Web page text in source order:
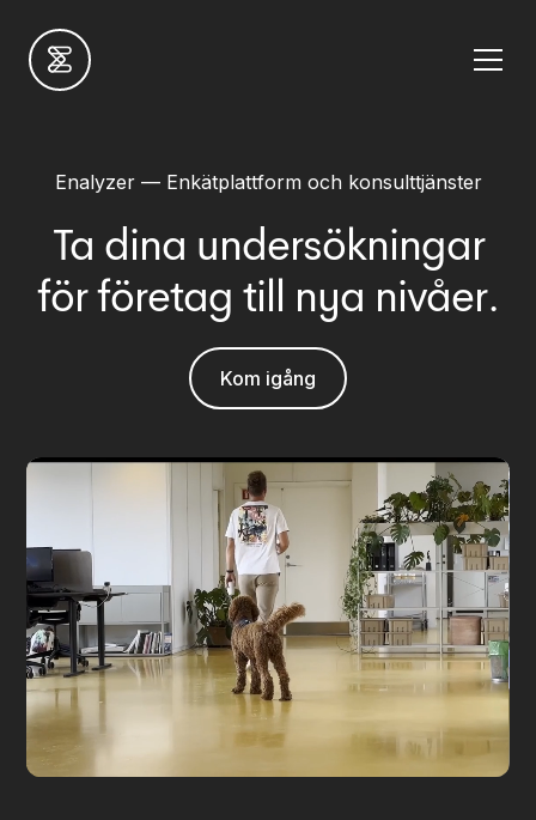
Enalyzer — Enkätplattform och konsulttjänster
Ta dina undersökningar
för företag till nya nivåer.
Kom igång